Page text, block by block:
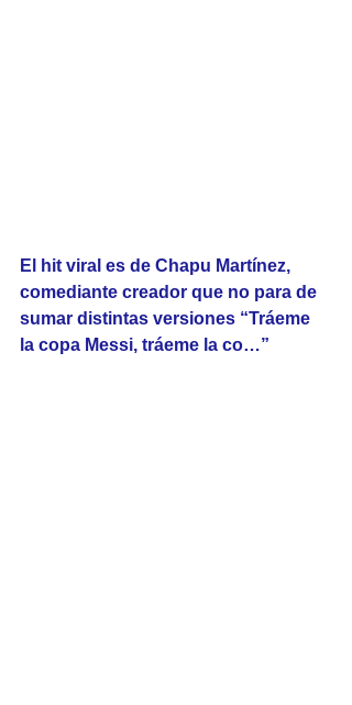
El hit viral es de Chapu Martínez,
comediante creador que no para de
sumar distintas versiones “Tráeme
la copa Messi, tráeme la co…”